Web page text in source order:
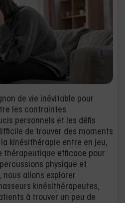
de vie inévitable pour
les contraintes
personnels et les défis
de trouver des moments
kinésithérapie entre en jeu,
thérapeutique efficace pour
physique et
allons explorer
kinésithérapeutes,
à trouver un peu de